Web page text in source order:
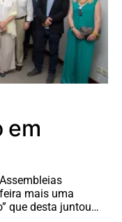
em
mais uma
que desta juntou…